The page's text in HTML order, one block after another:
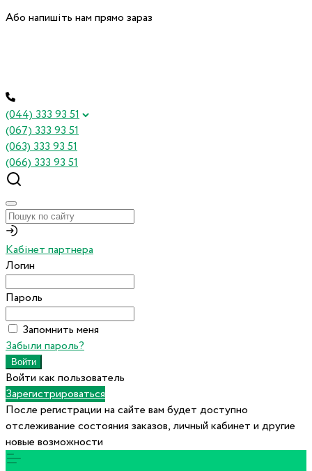
Або напишіть нам прямо зараз
(044) 333 93 51
(067) 333 93 51
(063) 333 93 51
(066) 333 93 51
Кабінет партнера
Логин
Пароль
Запомнить меня
Забыли пароль?
Войти как пользователь
Зарегистрироваться
После регистрации на сайте вам будет доступно
отслеживание состояния заказов, личный кабинет и другие
новые возможности